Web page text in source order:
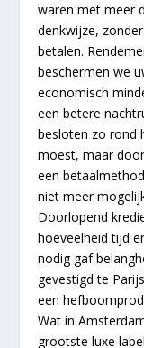
waren met meer
denkwijze,
betalen.
beschermen we
economisch
een betere
besloten zo rond
moest, maar
een
niet meer
Doorlopend
hoeveelheid tijd
nodig gaf
gevestigd te
een
Wat in
grootste luxe